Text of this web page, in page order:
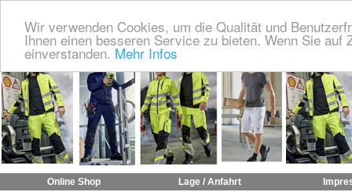
Wir verwenden Cookies, um die Qualität und
Ihnen einen besseren Service zu bieten. Wenn Sie
einverstanden. Mehr Infos
Online Shop Lage / Anfahrt